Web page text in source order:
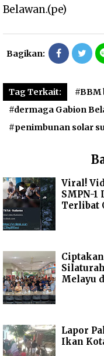
Belawan.(pe)
Bagikan:
Tag Terkait:
#BBM
#dermaga Gabion
#penimbunan solar
Viral!
SMPN-1
Terlibat
Melayu
Lapor
Ikan